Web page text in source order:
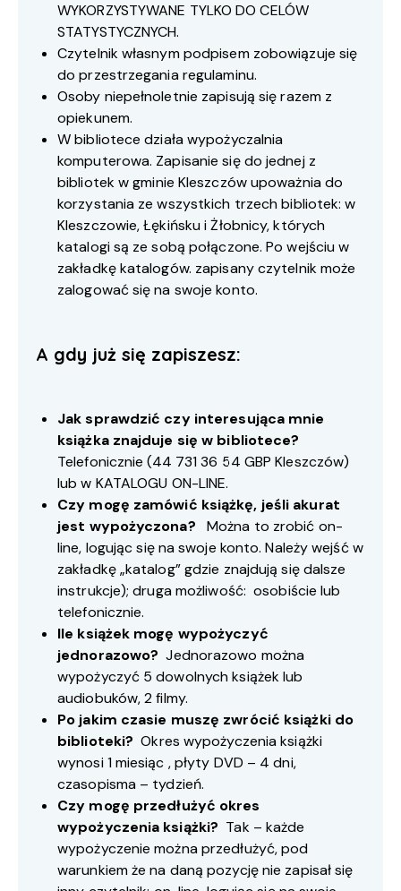
WYKORZYSTYWANE TYLKO DO CELÓW
STATYSTYCZNYCH.
Czytelnik własnym podpisem zobowiązuje się
do przestrzegania regulaminu.
Osoby niepełnoletnie zapisują się razem z
opiekunem.
W bibliotece działa wypożyczalnia
komputerowa. Zapisanie się do jednej z
bibliotek w gminie Kleszczów upoważnia do
korzystania ze wszystkich trzech bibliotek: w
Kleszczowie, Łękińsku i Żłobnicy, których
katalogi są ze sobą połączone. Po wejściu w
zakładkę katalogów. zapisany czytelnik może
zalogować się na swoje konto.
A gdy już się zapiszesz:
Jak sprawdzić czy interesująca mnie
książka znajduje się w bibliotece?
Telefonicznie (44 731 36 54 GBP Kleszczów)
lub w KATALOGU ON-LINE.
Czy mogę zamówić książkę, jeśli akurat
jest wypożyczona?
Można to zrobić on-
line, logując się na swoje konto. Należy wejść w
zakładkę „katalog” gdzie znajdują się dalsze
instrukcje); druga możliwość: osobiście lub
telefonicznie.
Ile książek mogę wypożyczyć
jednorazowo?Jednorazowo można
wypożyczyć 5 dowolnych książek lub
audiobuków, 2 filmy.
Po jakim czasie muszę zwrócić książki do
biblioteki? Okres wypożyczenia książki
wynosi 1 miesiąc , płyty DVD – 4 dni,
czasopisma – tydzień.
Czy mogę przedłużyć okres
wypożyczenia książki? Tak – każde
wypożyczenie można przedłużyć, pod
warunkiem że na daną pozycję nie zapisał się